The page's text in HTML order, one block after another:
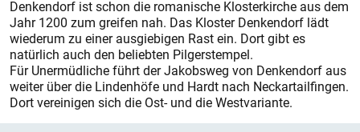
Denkendorf ist schon die romanische Klosterkirche aus dem
Jahr 1200 zum greifen nah. Das Kloster Denkendorf lädt
wiederum zu einer ausgiebigen Rast ein. Dort gibt es
natürlich auch den beliebten Pilgerstempel.
Für Unermüdliche führt der Jakobsweg von Denkendorf aus
weiter über die Lindenhöfe und Hardt nach Neckartailfingen.
Dort vereinigen sich die Ost- und die Westvariante.